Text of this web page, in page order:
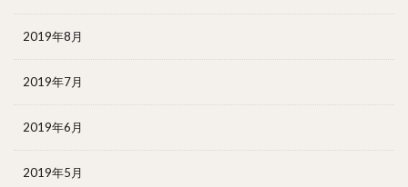
2019年8月
2019年7月
2019年6月
2019年5月